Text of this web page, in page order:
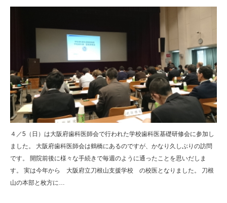
４／5（日）は大阪府歯科医師会で行われた学校歯科医基礎研修会に参加し
ました。 大阪府歯科医師会は鶴橋にあるのですが、かなり久しぶりの訪問
です。 開院前後に様々な手続きで毎週のように通ったことを思いだしま
す。 実は今年から 大阪府立刀根山支援学校 の校医となりました。 刀根
山の本部と枚方に…